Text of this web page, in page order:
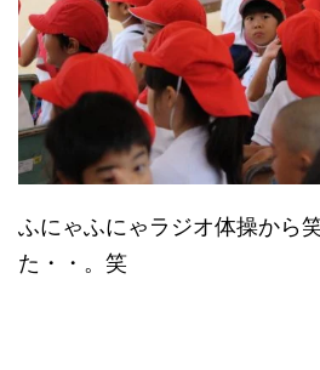
ふにゃふにゃラジオ体操から
た・・。笑